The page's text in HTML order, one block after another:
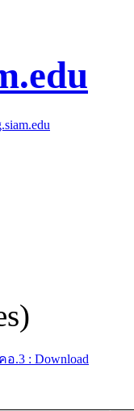
.3 : Download